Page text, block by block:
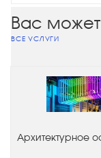
Вас может
ВСЕ УСЛУГИ
Архитектурное